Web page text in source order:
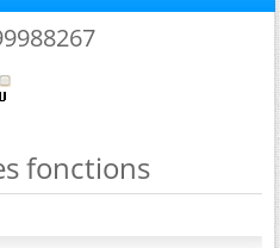
fonctions